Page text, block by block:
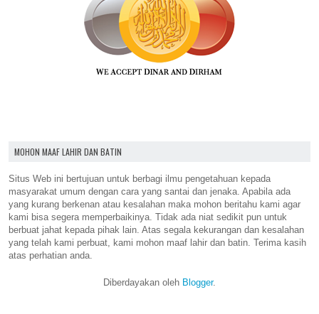
MOHON MAAF LAHIR DAN BATIN
Situs Web ini bertujuan untuk berbagi ilmu pengetahuan kepada
masyarakat umum dengan cara yang santai dan jenaka. Apabila ada
yang kurang berkenan atau kesalahan maka mohon beritahu kami agar
kami bisa segera memperbaikinya. Tidak ada niat sedikit pun untuk
berbuat jahat kepada pihak lain. Atas segala kekurangan dan kesalahan
yang telah kami perbuat, kami mohon maaf lahir dan batin. Terima kasih
atas perhatian anda.
Diberdayakan oleh Blogger.